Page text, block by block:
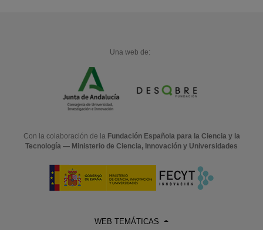
Una web de:
Con la colaboración de la Fundación Española para la Ciencia y la
Tecnología — Ministerio de Ciencia, Innovación y Universidades
WEB TEMÁTICAS